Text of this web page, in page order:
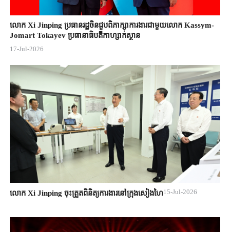
លោក Xi Jinping ប្រធានរដ្ឋចិន​ជួបពិភាក្សា​ការងារជាមួយ​លោក Kassym-
Jomart ​Tokayev ​ប្រធានាធិបតី​កាហ្សាក់ស្ថាន​
17-Jul-2026
លោក Xi Jinping ចុះត្រួតពិនិត្យការងារនៅក្រុងសៀងហៃ15-Jul-2026